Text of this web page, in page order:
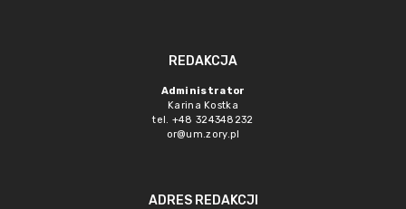
REDAKCJA
Administrator
Karina Kostka
tel. +48 324348232
or@um.zory.pl
ADRES REDAKCJI